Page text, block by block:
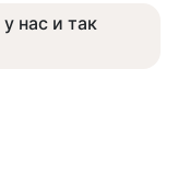
нас и так